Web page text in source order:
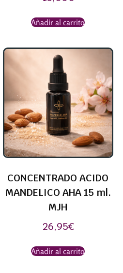
Añadir al carrito
CONCENTRADO ACIDO
MANDELICO AHA 15 ml.
MJH
26,95€
Añadir al carrito